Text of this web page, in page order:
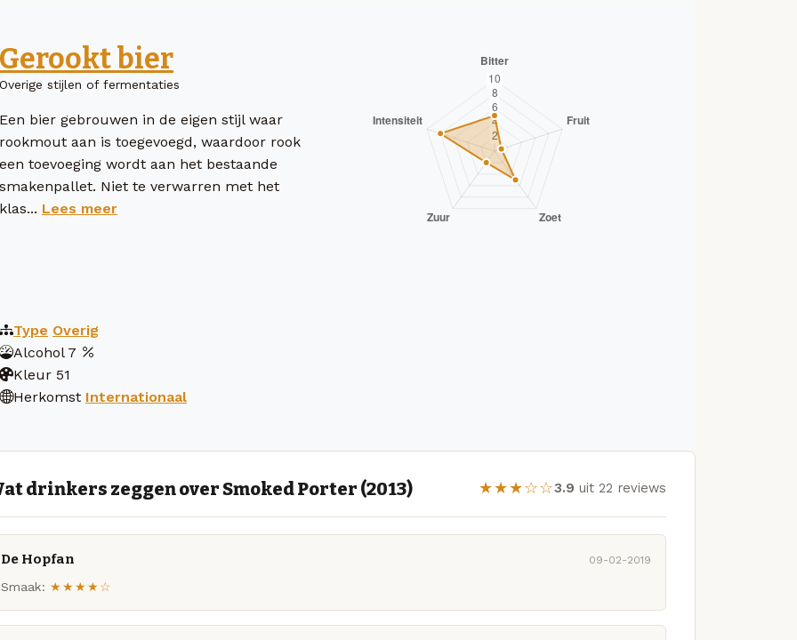
Gerookt bier
Overige stijlen of fermentaties
Een bier gebrouwen in de eigen stijl waar
rookmout aan is toegevoegd, waardoor rook
een toevoeging wordt aan het bestaande
smakenpallet. Niet te verwarren met het
klas... Lees meer
Type Overig
Alcohol 7
Kleur 51
Herkomst Internationaal
drinkers zeggen over Smoked Porter (2013) ★★★☆☆3.9 uit 22 reviews
De Hopfan 09-02-2019
Smaak: ★★★★☆